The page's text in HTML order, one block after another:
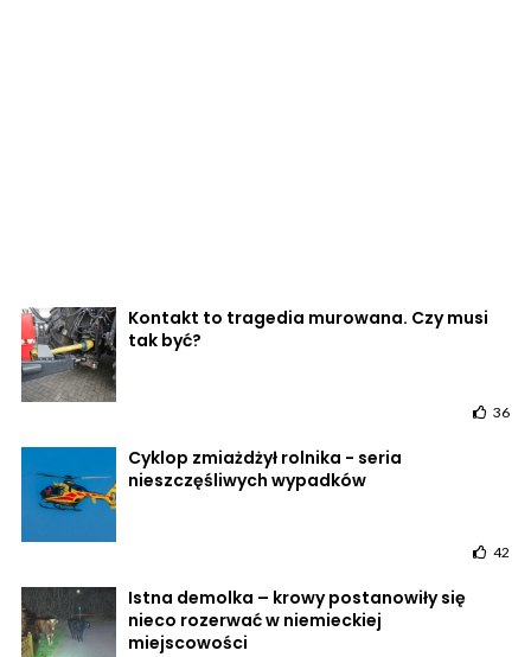
Kontakt to tragedia murowana. Czy musi
tak być?
36
Cyklop zmiażdżył rolnika - seria
nieszczęśliwych wypadków
42
Istna demolka – krowy postanowiły się
nieco rozerwać w niemieckiej
miejscowości